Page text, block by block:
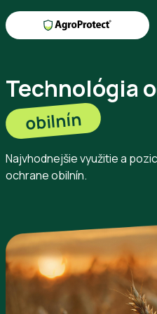
Technológia
obilnín
Najvhodnejšie využitie a
ochrane obilnín.